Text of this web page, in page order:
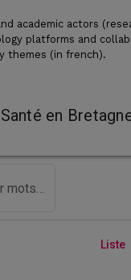
academic actors
platforms and
themes (in french).